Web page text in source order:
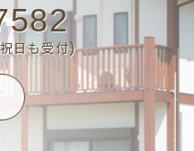
日も受付)